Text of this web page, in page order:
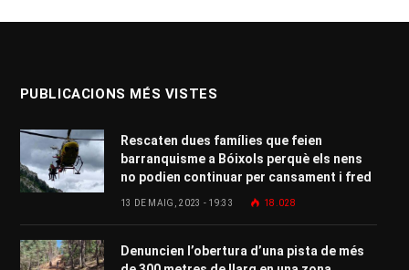
PUBLICACIONS MÉS VISTES
Rescaten dues famílies que feien
barranquisme a Bóixols perquè els nens
no podien continuar per cansament i fred
13 DE MAIG, 2023 - 19:33 18.028
Denuncien l’obertura d’una pista de més